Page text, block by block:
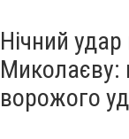
Нічний удар
Миколаєву:
ворожого